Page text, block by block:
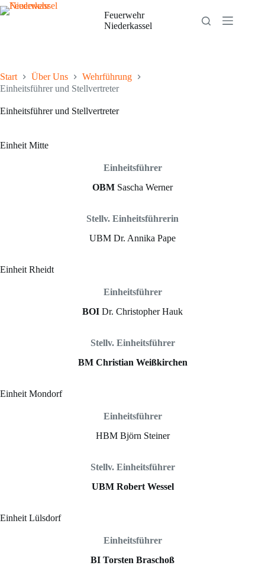
Zum
Inhalt
Feuerwehr
Niederkassel
Start Über Uns
Wehrführung
Einheitsführer und Stellvertreter
Einheitsführer und Stellvertreter
Einheit Mitte
Einheitsführer
OBM Sascha Werner
Stellv. Einheitsführerin
UBM Dr. Annika Pape
Einheit Rheidt
Einheitsführer
BOI Dr. Christopher Hauk
Stellv. Einheitsführer
BM Christian Weißkirchen
Einheit Mondorf
Einheitsführer
HBM Björn Steiner
Stellv. Einheitsführer
UBM Robert Wessel
Einheit Lülsdorf
Einheitsführer
BI Torsten Braschoß